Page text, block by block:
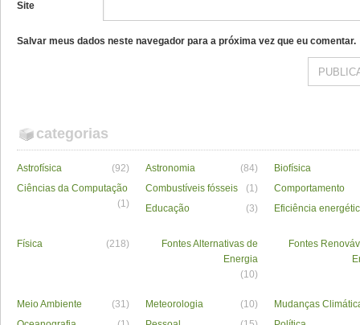
Site
Salvar meus dados neste navegador para a próxima vez que eu comentar.
categorias
Astrofísica (92) Astronomia (84)
Biofísica
Ciências da Computação
(1)
Combustíveis fósseis (1)
Comportamento
Educação
(3) Eficiência
Física (218)
Fontes Alternativas de
Energia
(10)
Fontes
Meio Ambiente (31) Meteorologia (10)
Mudanças